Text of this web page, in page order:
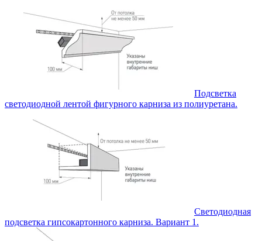
Подсветка
светодиодной лентой фигурного карниза из полиуретана.
Светодиодная
подсветка гипсокартонного карниза. Вариант 1.